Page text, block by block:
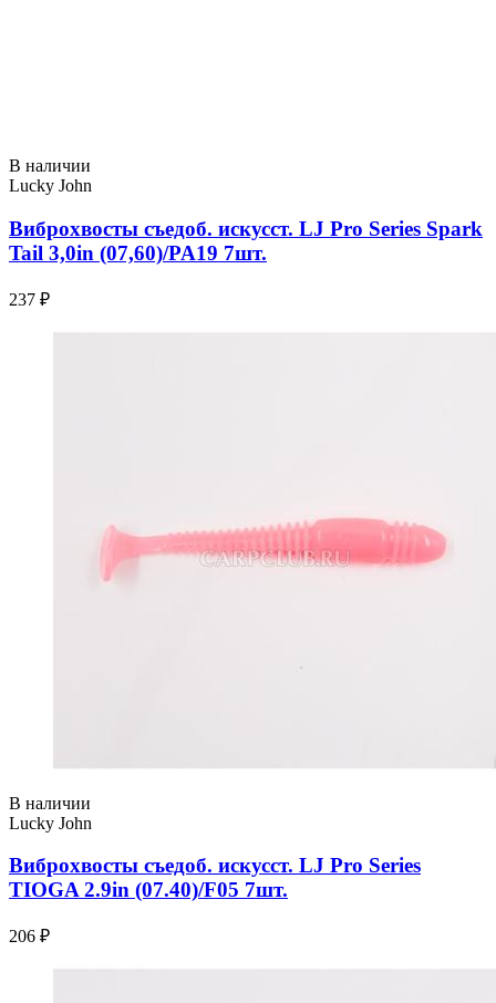
В наличии
Lucky John
Виброхвосты съедоб. искусст. LJ Pro Series Spark
Tail 3,0in (07,60)/PA19 7шт.
237 ₽
В наличии
Lucky John
Виброхвосты съедоб. искусст. LJ Pro Series
TIOGA 2.9in (07.40)/F05 7шт.
206 ₽